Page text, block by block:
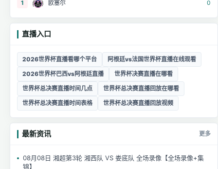
1 欧塞尔 0
直播入口
2026世界杯直播看哪个平台
阿根廷vs法国世界杯直播在线观看
2026世界杯巴西vs阿根廷直播
世界杯决赛直播在哪看
世界杯总决赛直播时间几点
世界杯总决赛直播回放在哪看
世界杯总决赛直播时间表格
世界杯总决赛直播回放视频
最新资讯 更多
08月08日 湘超第3轮 湘西队 VS 娄底队 全场录像【全场录像+集
锦】